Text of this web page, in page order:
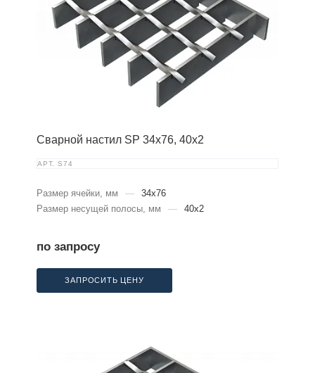
Сварной настил SP 34х76, 40х2
АРТ. S74
Размер ячейки, мм —
34x76
Размер несущей полосы, мм
— 40x2
по запросу
ЗАПРОСИТЬ ЦЕНУ